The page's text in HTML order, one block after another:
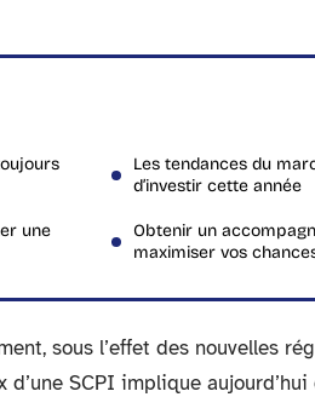
une
Les tendances du
d’investir cette année
Obtenir un
maximiser vos
sous l’effet des nouvelles
SCPI implique